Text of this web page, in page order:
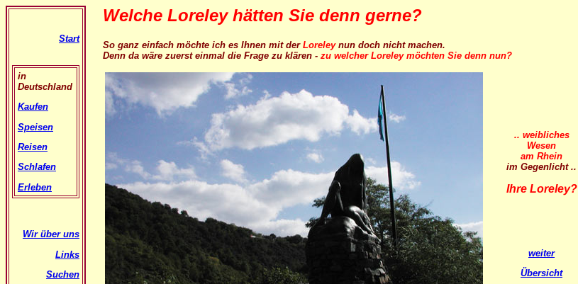
Start
in
Deutschland
Kaufen
Speisen
Reisen
Schlafen
Erleben
Wir über uns
Links
Suchen
Welche Loreley hätten Sie denn gerne?
So ganz einfach möchte ich es Ihnen mit der Loreleynun doch nicht machen.
Denn da wäre zuerst einmal die Frage zu klären - zu welcher Loreley möchten Sie denn nun?
.. weibliches
Wesen
am Rhein
im Gegenlicht ..
Ihre Loreley?
weiter
Übersicht